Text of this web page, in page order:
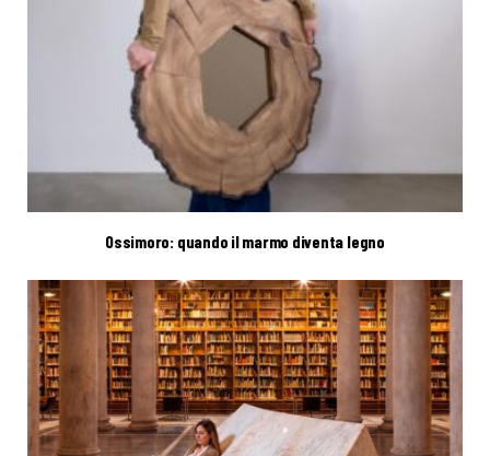
Ossimoro: quando il marmo diventa legno